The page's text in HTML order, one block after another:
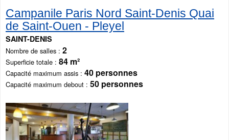
Campanile Paris Nord Saint-Denis Quai
de Saint-Ouen - Pleyel
SAINT-DENIS
Nombre de salles 2
Superficie totale 84 m²
Capacité maximum assis 40 personnes
Capacité maximum debout 50 personnes